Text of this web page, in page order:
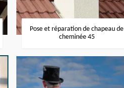
Pose et réparation de chapeau de
cheminée 45